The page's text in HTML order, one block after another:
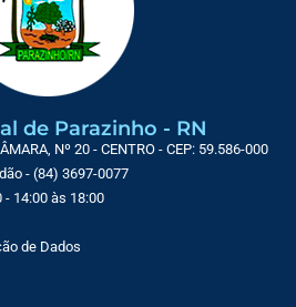
de Parazinho - RN
Nº 20 - CENTRO - CEP: 59.586-000
- (84) 3697-0077
- 14:00 às 18:00
de Dados